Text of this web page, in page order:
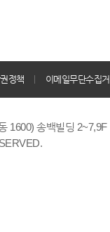
정책 이메일무단수집
1600) 송백빌딩